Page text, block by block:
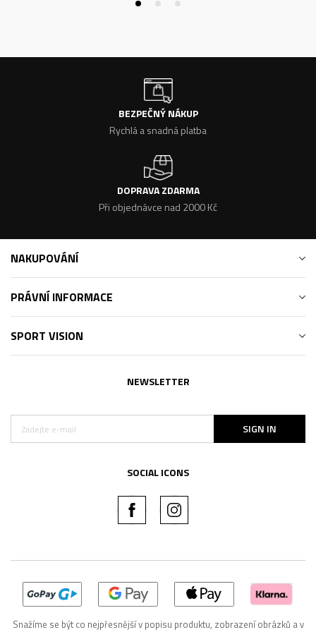
BEZPEČNÝ NÁKUP
Rychlá a snadná platba
DOPRAVA ZDARMA
Při objednávce nad 2000 Kč
NAKUPOVÁNÍ
PRÁVNÍ INFORMACE
SPORT VISION
NEWSLETTER
SIGN IN
SOCIAL ICONS
Snažíme se být co nejpřesnější v popisu produktu, zobrazení obrázků a v